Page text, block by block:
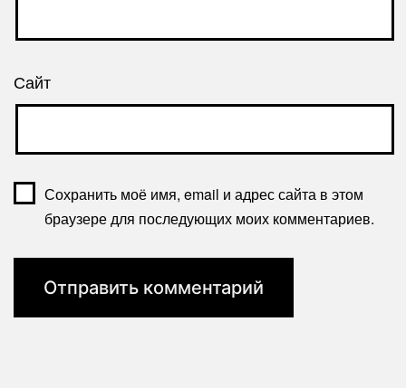
Сайт
Сохранить моё имя, email и адрес сайта в этом
браузере для последующих моих комментариев.